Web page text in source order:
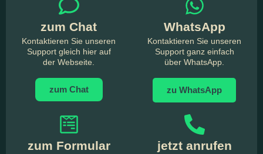
zum Chat
Kontaktieren Sie unseren
Support gleich hier auf
der Webseite.
zum Chat
WhatsApp
Kontaktieren Sie unseren
Support ganz einfach
über WhatsApp.
zu WhatsApp
zum Formular jetzt anrufen